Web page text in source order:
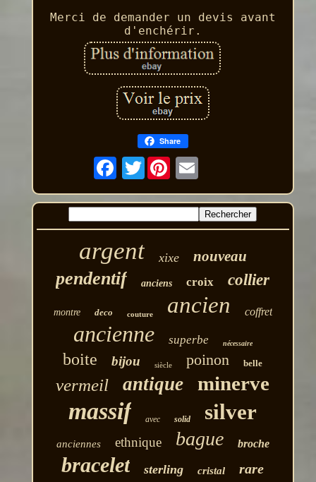
Merci de demander un devis avant
d'enchérir.
Share
Twitter
argent xixe nouveau
pendentif anciens croix collier
montre deco couture ancien coffret
ancienne superbe nécessaire
boite bijou siècle poinon belle
vermeil antique minerve
massif avec solid silver
anciennes ethnique bague broche
bracelet sterling cristal rare